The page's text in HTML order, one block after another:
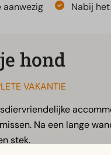
aanwezig Nabij
hond
VAKANTIE
Na een lange
stek.